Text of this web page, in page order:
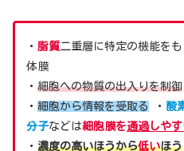
・ 脂質二重層に特定の機能を
体膜
・ 細胞への物質の出入りを制御
・ 細胞から情報を受取る ・ 酸
分子などは細胞膜を通過しや
・ 濃度の高いほうから低いほう